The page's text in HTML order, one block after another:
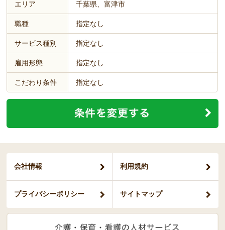
エリア 千葉県、富津市
職種 指定なし
サービス種別 指定なし
雇用形態 指定なし
こだわり条件 指定なし
会社情報 利用規約
プライバシーポリシー サイトマップ